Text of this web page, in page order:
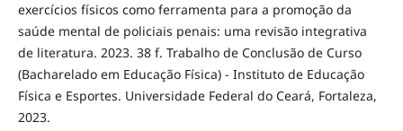
exercícios físicos como ferramenta para a promoção da
saúde mental de policiais penais: uma revisão integrativa
de literatura. 2023. 38 f. Trabalho de Conclusão de Curso
(Bacharelado em Educação Física) - Instituto de Educação
Física e Esportes. Universidade Federal do Ceará, Fortaleza,
2023.